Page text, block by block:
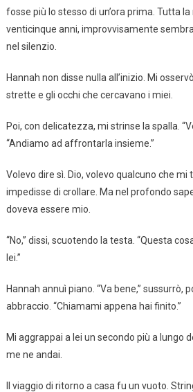
fosse più lo stesso di un’ora prima. Tutta
venticinque anni, improvvisamente
nel silenzio.
Hannah non disse nulla all’inizio. Mi
strette e gli occhi che cercavano i miei.
Poi, con delicatezza, mi strinse la spalla.
“Andiamo ad affrontarla insieme.”
Volevo dire sì. Dio, volevo qualcuno che mi
impedisse di crollare. Ma nel profondo
doveva essere mio.
“No,” dissi, scuotendo la testa. “Questa
lei.”
Hannah annuì piano. “Va bene,” sussurrò,
abbraccio. “Chiamami appena hai finito.”
Mi aggrappai a lei un secondo più a lungo
me ne andai.
Il viaggio di ritorno a casa fu un vuoto.